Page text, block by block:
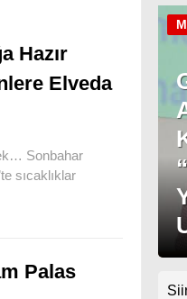
Hazır
Elveda
Sonbahar
sıcaklıklar
Palas